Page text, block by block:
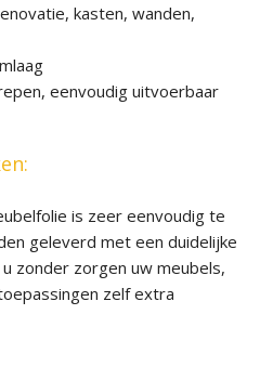
kasten, wanden,
eenvoudig uitvoerbaar
is zeer eenvoudig te
geleverd met een duidelijke
zonder zorgen uw meubels,
zelf extra